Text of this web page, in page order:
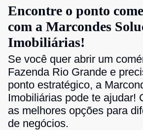
Encontre o ponto
com a Marcondes
Imobiliárias!
Se você quer abrir um
Fazenda Rio Grande e
ponto estratégico, a
Imobiliárias pode te ajudar!
as melhores opções para
de negócios.